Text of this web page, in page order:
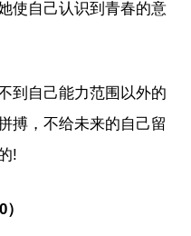
使自己认识到青春的意
到自己能力范围以外的
搏，不给未来的自己留
!